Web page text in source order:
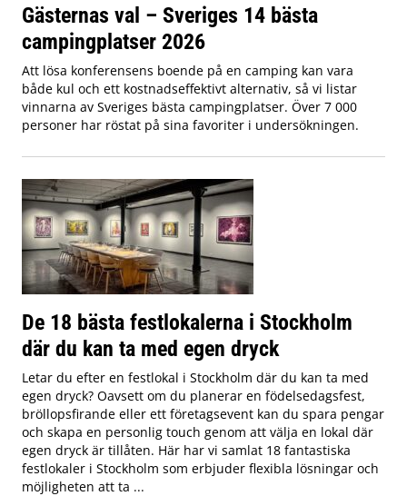
Gästernas val – Sveriges 14 bästa
campingplatser 2026
Att lösa konferensens boende på en camping kan vara
både kul och ett kostnadseffektivt alternativ, så vi listar
vinnarna av Sveriges bästa campingplatser. Över 7 000
personer har röstat på sina favoriter i undersökningen.
De 18 bästa festlokalerna i Stockholm
där du kan ta med egen dryck
Letar du efter en festlokal i Stockholm där du kan ta med
egen dryck? Oavsett om du planerar en födelsedagsfest,
bröllopsfirande eller ett företagsevent kan du spara pengar
och skapa en personlig touch genom att välja en lokal där
egen dryck är tillåten. Här har vi samlat 18 fantastiska
festlokaler i Stockholm som erbjuder flexibla lösningar och
möjligheten att ta ...